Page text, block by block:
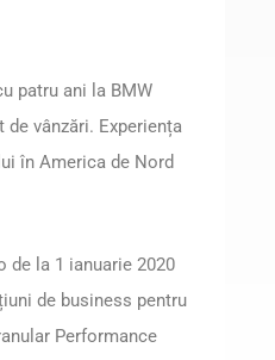
patru ani la BMW
vânzări. Experiența
în America de Nord
de la 1 ianuarie 2020
de business pentru
Performance